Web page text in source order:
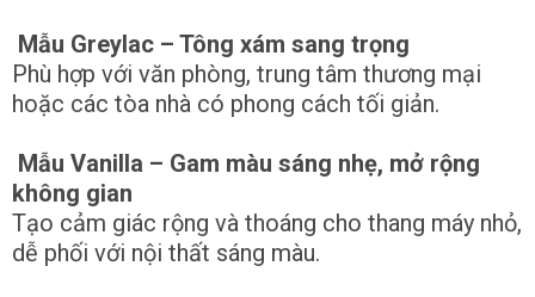
Mẫu Greylac – Tông xám sang trọng
Phù hợp với văn phòng, trung tâm thương mại
hoặc các tòa nhà có phong cách tối giản.
Mẫu Vanilla – Gam màu sáng nhẹ, mở rộng
không gian
Tạo cảm giác rộng và thoáng cho thang máy nhỏ,
dễ phối với nội thất sáng màu.